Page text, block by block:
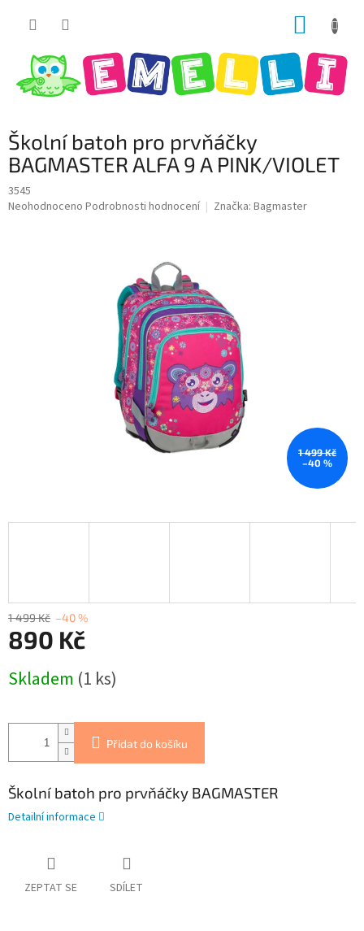
Školní batoh pro prvňáčky
BAGMASTER ALFA 9 A PINK/VIOLET
3545
Průměrné
Neohodnoceno Podrobnosti hodnocení Značka: Bagmaster
1 499 Kč
–40 %
1 499 Kč –40 %
890 Kč
cena:
Skladem (1 ks)
Přidat do košíku
Školní batoh pro prvňáčky BAGMASTER
Detailní informace
ZEPTAT SE SDÍLET